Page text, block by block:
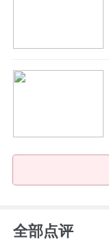
全部点评